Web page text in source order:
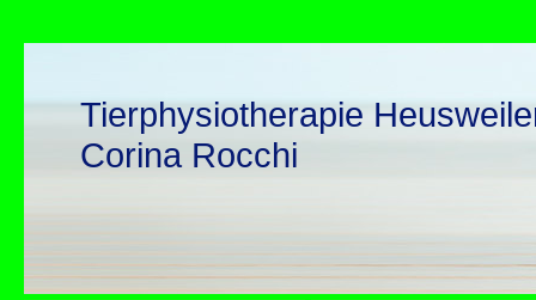
Tierphysiotherapie
Corina Rocchi